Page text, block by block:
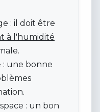
: il doit être
à l'humidité
: une bonne
: un bon